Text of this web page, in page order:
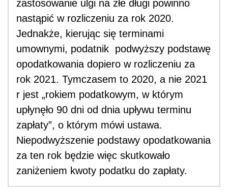
zastosowanie ulgi na złe długi powinno
nastąpić w rozliczeniu za rok 2020.
Jednakże, kierując się terminami
umownymi, podatnik podwyższy podstawę
opodatkowania dopiero w rozliczeniu za
rok 2021. Tymczasem to 2020, a nie 2021
r jest „rokiem podatkowym, w którym
upłynęło 90 dni od dnia upływu terminu
zapłaty”, o którym mówi ustawa.
Niepodwyższenie podstawy opodatkowania
za ten rok będzie więc skutkowało
zaniżeniem kwoty podatku do zapłaty.